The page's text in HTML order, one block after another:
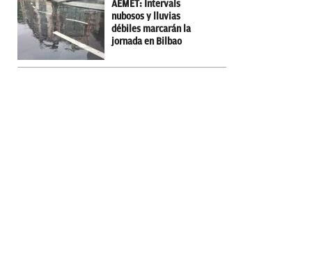
AEMET: Intervals
nubosos y lluvias
débiles marcarán la
jornada en Bilbao